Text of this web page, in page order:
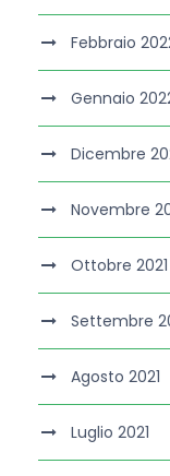
Febbraio
Gennaio
Dicembre
Novembre
Ottobre 2021
Settembre
Agosto 2021
Luglio 2021